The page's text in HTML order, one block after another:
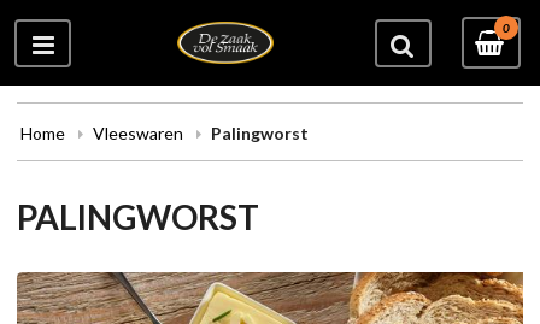
0
Home Vleeswaren Palingworst
PALINGWORST